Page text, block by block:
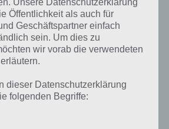
Spiel herunterladen
Unsere Datenschutzerklärung
Öffentlichkeit als auch für
Geschäftspartner einfach
sein. Um dies zu
wir vorab die verwendeten
dieser Datenschutzerklärung
folgenden Begriffe: